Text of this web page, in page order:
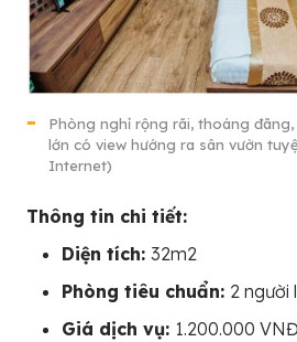
Phòng nghỉ rộng rãi, thoáng
lớn có view hướng ra sân vườn
Internet)
Thông tin chi tiết:
Diện tích: 32m2
Phòng tiêu chuẩn: 2 người
Giá dịch vụ: 1.200.000